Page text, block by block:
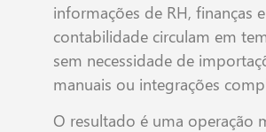
informações de RH, finanças e
contabilidade circulam em
sem necessidade de
manuais ou integrações
O resultado é uma operação